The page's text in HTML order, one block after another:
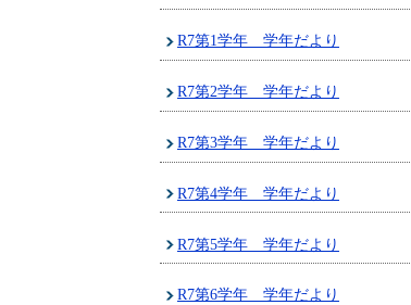
R7第1学年 学年だより
R7第2学年 学年だより
R7第3学年 学年だより
R7第4学年 学年だより
R7第5学年 学年だより
R7第6学年 学年だより